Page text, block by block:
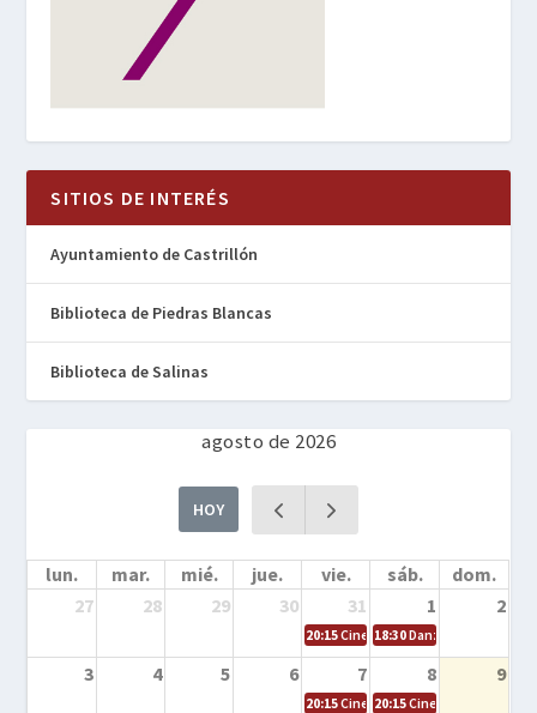
SITIOS DE INTERÉS
Ayuntamiento de Castrillón
Biblioteca de Piedras Blancas
Biblioteca de Salinas
agosto de 2026
HOY
lun. mar. mié. jue. vie. sáb.
dom.
27
28 29 30 31 1 2
20:15Cine en la calle – Cómo
18:30Danza – Cita en el
3 4 5 6 7 8 9
20:15Cine en la calle – El niño y la
20:15Cine en la calle –